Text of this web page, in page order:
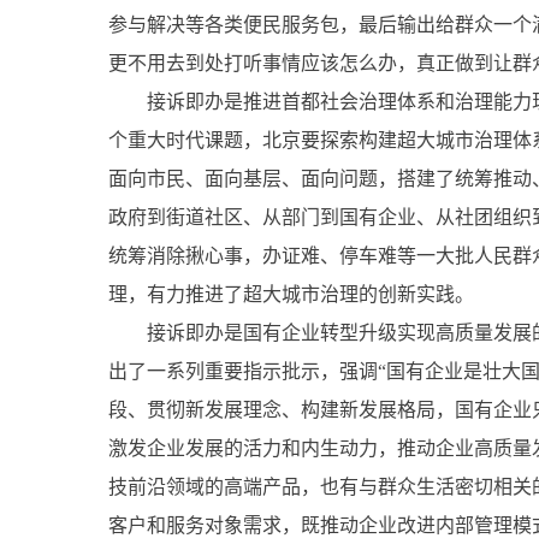
参与解决等各类便民服务包，最后输出给群众一
更不用去到处打听事情应该怎么办，真正做到让
接诉即办是推进首都社会治理体系和治理能力
个重大时代课题，北京要探索构建超大城市治理
面向市民、面向基层、面向问题，搭建了统筹推
政府到街道社区、从部门到国有企业、从社团组
统筹消除揪心事，办证难、停车难等一大批人民
理，有力推进了超大城市治理的创新实践。
接诉即办是国有企业转型升级实现高质量发展
出了一系列重要指示批示，强调“国有企业是壮大
段、贯彻新发展理念、构建新发展格局，国有企
激发企业发展的活力和内生动力，推动企业高质
技前沿领域的高端产品，也有与群众生活密切相
客户和服务对象需求，既推动企业改进内部管理